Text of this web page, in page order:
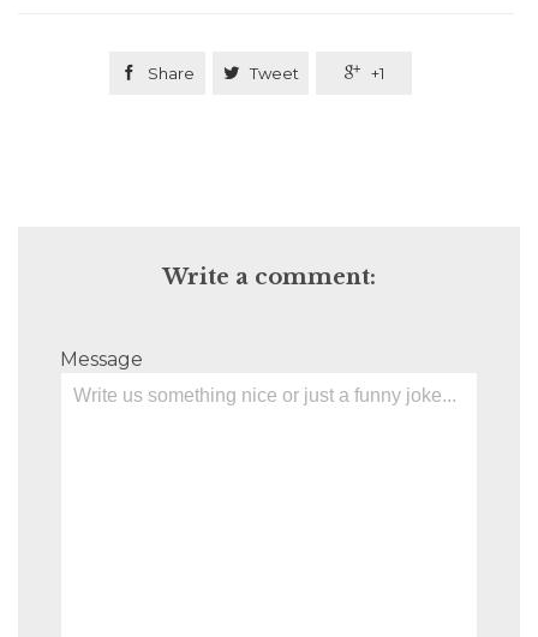
 Share  Tweet  +1
Write a comment:
Message